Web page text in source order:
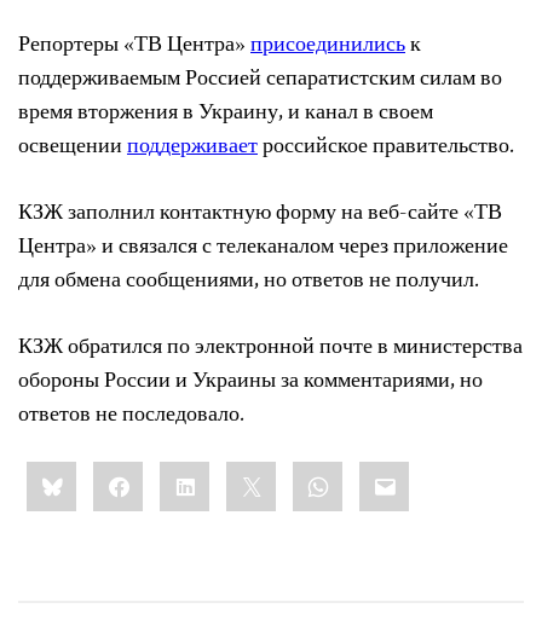
Репортеры «ТВ Центра»присоединилиськ
поддерживаемым Россией сепаратистским силам во
время вторжения в Украину, и канал в своем
освещенииподдерживаетроссийское правительство.
КЗЖ заполнил контактную форму на веб-сайте «ТВ
Центра» и связался с телеканалом через приложение
для обмена сообщениями, но ответов не получил.
КЗЖ обратился по электронной почте в министерства
обороны России и Украины за комментариями, но
ответов не последовало.
Share
this:BlueskyFacebookLinkedIn WhatsApp
Email